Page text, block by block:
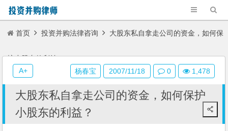
首页 投资并购法律咨询 大股东私自拿走公司的资金，如何保
护小股东的利益？
大股东私自拿走公司的资金，如何保护
小股东的利益？
杨春宝 2007/11/18 0 1,478
A+